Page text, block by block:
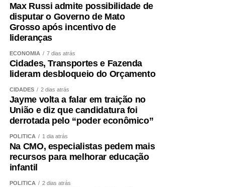
Max Russi admite possibilidade de
disputar o Governo de Mato
Grosso após incentivo de
lideranças
ECONOMIA 7 dias atrás
Cidades, Transportes e Fazenda
lideram desbloqueio do Orçamento
CIDADES 2 dias atrás
Jayme volta a falar em traição no
União e diz que candidatura foi
derrotada pelo “poder econômico”
POLÍTICA 1 dia atrás
Na CMO, especialistas pedem mais
recursos para melhorar educação
infantil
POLÍTICA 2 dias atrás